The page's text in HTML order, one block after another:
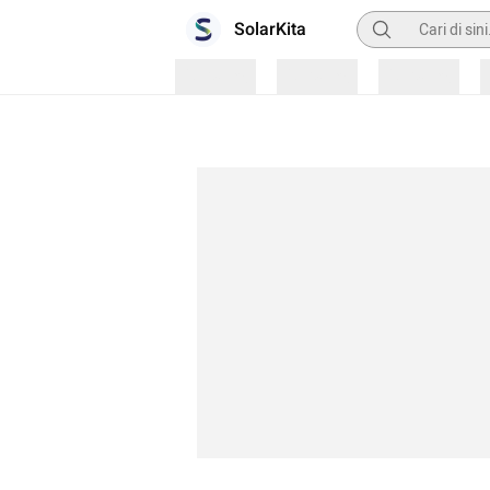
SolarKita Pencarian